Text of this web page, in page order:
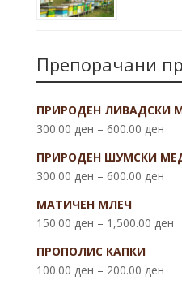
Препорачани
ПРИРОДЕН ЛИВАДСКИ
300.00 ден – 600.00 ден
ПРИРОДЕН ШУМСКИ
300.00 ден – 600.00 ден
МАТИЧЕН МЛЕЧ
150.00 ден – 1,500.00 ден
ПРОПОЛИС КАПКИ
100.00 ден – 200.00 ден